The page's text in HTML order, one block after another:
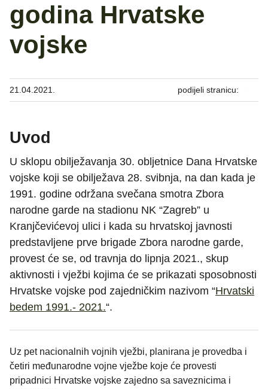
godina Hrvatske
vojske
21.04.2021. podijeli stranicu:
Uvod
U sklopu obilježavanja 30. obljetnice Dana Hrvatske
vojske koji se obilježava 28. svibnja, na dan kada je
1991. godine održana svečana smotra Zbora
narodne garde na stadionu NK “Zagreb” u
Kranjčevićevoj ulici i kada su hrvatskoj javnosti
predstavljene prve brigade Zbora narodne garde,
provest će se, od travnja do lipnja 2021., skup
aktivnosti i vježbi kojima će se prikazati sposobnosti
Hrvatske vojske pod zajedničkim nazivom “Hrvatski
bedem 1991.- 2021.“.
Uz pet nacionalnih vojnih vježbi, planirana je provedba i
četiri međunarodne vojne vježbe koje će provesti
pripadnici Hrvatske vojske zajedno sa saveznicima i